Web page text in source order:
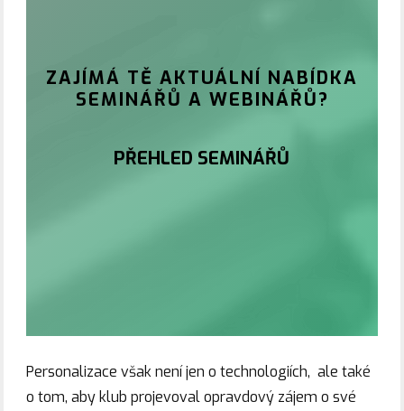
ZAJÍMÁ TĚ AKTUÁLNÍ NABÍDKA
SEMINÁŘŮ A WEBINÁŘŮ?
PŘEHLED SEMINÁŘŮ
Personalizace však není jen o technologiích, ale také
o tom, aby klub projevoval opravdový zájem o své